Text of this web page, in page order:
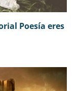
Poesía eres